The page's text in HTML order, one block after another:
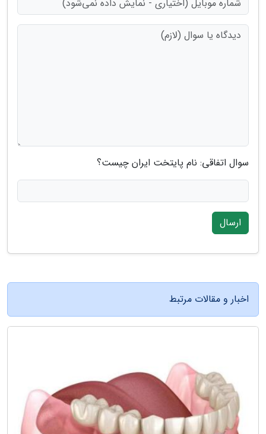
سوال اتفاقی: نام پایتخت ایران چیست؟
ارسال
اخبار و مقالات مرتبط